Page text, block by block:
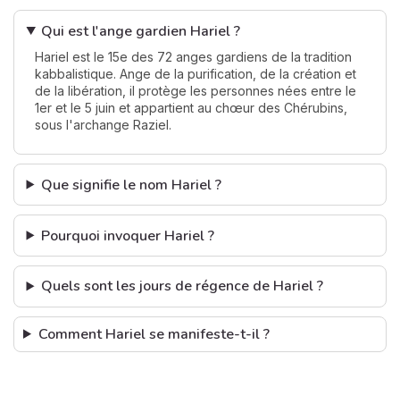
Qui est l'ange gardien Hariel ?
Hariel est le 15e des 72 anges gardiens de la tradition
kabbalistique. Ange de la purification, de la création et
de la libération, il protège les personnes nées entre le
1er et le 5 juin et appartient au chœur des Chérubins,
sous l'archange Raziel.
Que signifie le nom Hariel ?
Pourquoi invoquer Hariel ?
Quels sont les jours de régence de Hariel ?
Comment Hariel se manifeste-t-il ?